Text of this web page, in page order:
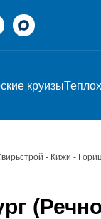
круизы
- Кижи -